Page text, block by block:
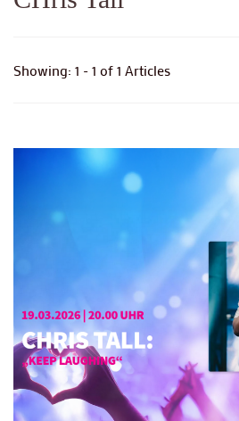
Showing: 1 - 1 of 1 Articles